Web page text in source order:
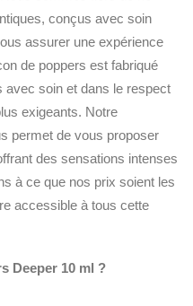
conçus avec soin
assurer une expérience
de poppers est fabriqué
avec soin et dans le respect
exigeants. Notre
permet de vous proposer
des sensations intenses
à ce que nos prix soient les
accessible à tous cette
Deeper 10 ml ?